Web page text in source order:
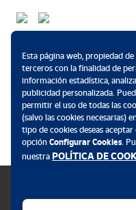
Esta página web, propiedad
terceros con la finalidad de
información estadística,
publicidad personalizada.
permitir el uso de todas las
(salvo las cookies necesarias)
tipo de cookies deseas
opción Configurar Cookies.
nuestra POLÍTICA DE